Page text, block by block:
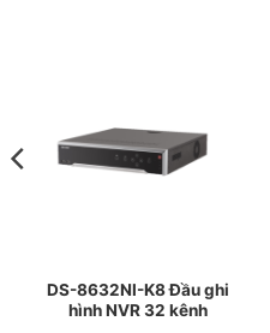
DS-8632NI-K8 Đầu ghi
hình NVR 32 kênh